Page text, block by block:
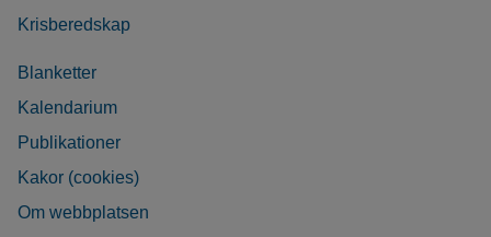
Krisberedskap
Blanketter
Kalendarium
Publikationer
Kakor (cookies)
Om webbplatsen